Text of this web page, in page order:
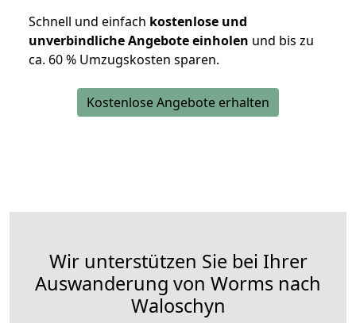
Schnell und einfach kostenlose und
unverbindliche Angebote einholen und bis zu
ca. 60 % Umzugskosten sparen.
Kostenlose Angebote erhalten
Wir unterstützen Sie bei Ihrer
Auswanderung von Worms nach
Waloschyn